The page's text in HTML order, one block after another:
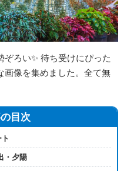
ろい✨ 待ち受けにぴった
画像を集めました。全て無
目次
・夕陽